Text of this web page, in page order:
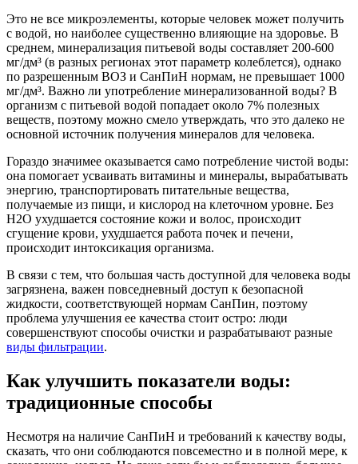
Это не все микроэлементы, которые человек может получить
с водой, но наиболее существенно влияющие на здоровье. В
среднем, минерализация питьевой воды составляет 200-600
мг/дм³ (в разных регионах этот параметр колеблется), однако
по разрешенным ВОЗ и СанПиН нормам, не превышает 1000
мг/дм³. Важно ли употребление минерализованной воды? В
организм с питьевой водой попадает около 7% полезных
веществ, поэтому можно смело утверждать, что это далеко не
основной источник получения минералов для человека.
Гораздо значимее оказывается само потребление чистой воды:
она помогает усваивать витамины и минералы, вырабатывать
энергию, транспортировать питательные вещества,
получаемые из пищи, и кислород на клеточном уровне. Без
H2O ухудшается состояние кожи и волос, происходит
сгущение крови, ухудшается работа почек и печени,
происходит интоксикация организма.
В связи с тем, что большая часть доступной для человека воды
загрязнена, важен повседневный доступ к безопасной
жидкости, соответствующей нормам СанПин, поэтому
проблема улучшения ее качества стоит остро: люди
совершенствуют способы очистки и разрабатывают разные
виды фильтрации.
Как улучшить показатели воды:
традиционные способы
Несмотря на наличие СанПиН и требований к качеству воды,
сказать, что они соблюдаются повсеместно и в полной мере, к